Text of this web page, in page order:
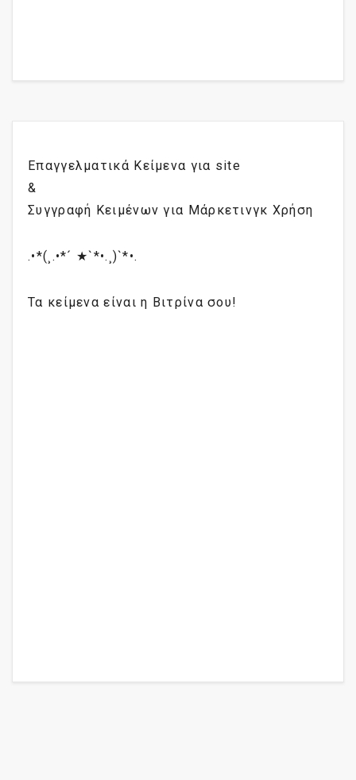
Επαγγελματικά Κείμενα για site
&
Συγγραφή Κειμένων για Μάρκετινγκ Χρήση
.•*(¸.•*´ ★`*•.¸)`*•.
Τα κείμενα είναι η Βιτρίνα σου!